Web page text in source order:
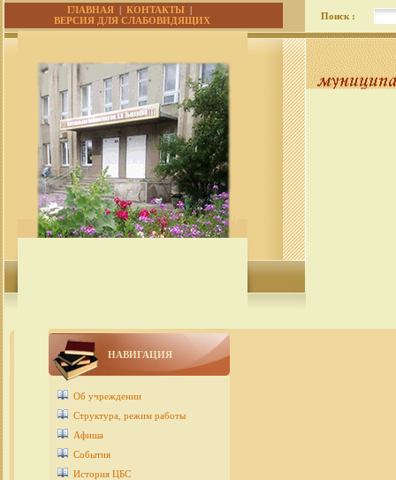
ГЛАВНАЯ |КОНТАКТЫ |
ВЕРСИЯ ДЛЯ СЛАБОВИДЯЩИХ
Поиск :
НАВИГАЦИЯ
Об учреждении
Структура, режим работы
Афиша
События
История ЦБС